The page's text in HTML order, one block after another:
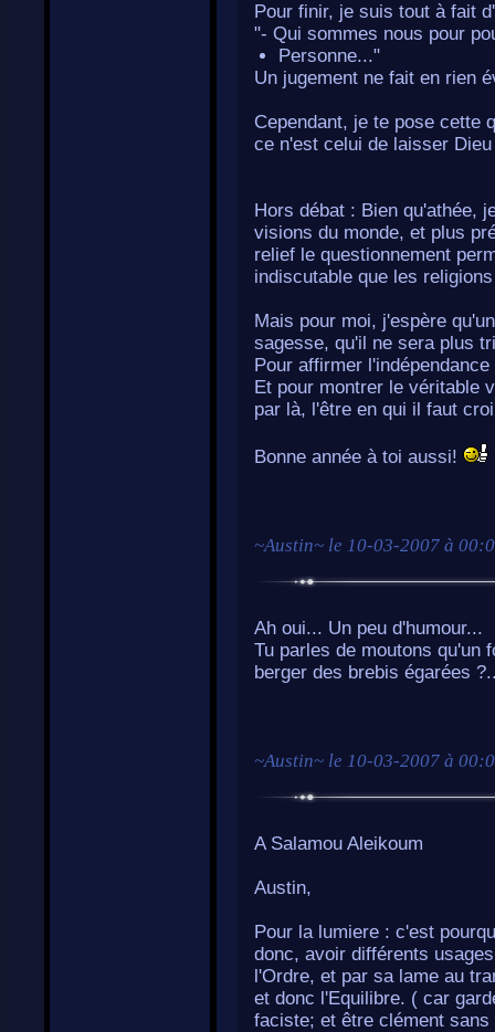
Pour finir, je suis tout à fait
"- Qui sommes nous pour
Personne..."
Un jugement ne fait en rien
Cependant, je te pose cette
ce n'est celui de laisser
Hors débat : Bien qu'athée,
visions du monde, et plus
relief le questionnement
indiscutable que les
Mais pour moi, j'espère
sagesse, qu'il ne sera plus
Pour affirmer
Et pour montrer le véritable
par là, l'être en qui il faut
Bonne année à toi aussi!
~Austin~ le 10-03-2007 à
Ah oui... Un peu d'humour...
Tu parles de moutons qu'un
berger des brebis égarées
~Austin~ le 10-03-2007 à
A Salamou Aleikoum
Austin,
Pour la lumiere : c'est
donc, avoir différents
l'Ordre, et par sa lame au
et donc l'Equilibre. ( car
faciste; et être clément